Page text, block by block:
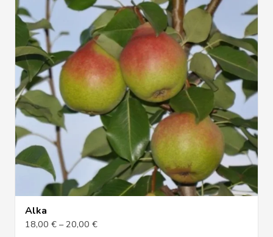
Alka
18,00 € – 20,00 €